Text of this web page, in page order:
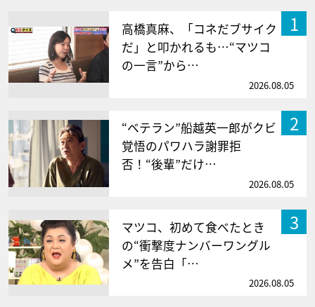
1
高橋真麻、「コネだブサイク
だ」と叩かれるも…“マツコ
の一言”から…
2026.08.05
2
“ベテラン”船越英一郎がクビ
覚悟のパワハラ謝罪拒
否！“後輩”だけ…
2026.08.05
3
マツコ、初めて食べたとき
の“衝撃度ナンバーワングル
メ”を告白「…
2026.08.05